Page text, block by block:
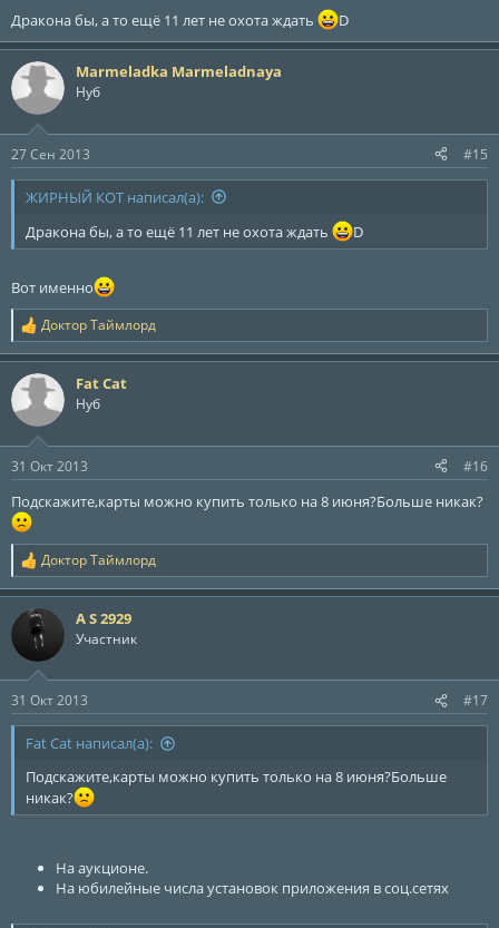
Дракона бы, а то ещё 11 лет не охота ждать D
Marmeladka Marmeladnaya
Нуб
27 Сен 2013 #15
ЖИРНЫЙ КОТ написал(а):
Дракона бы, а то ещё 11 лет не охота ждать
D
Вот именно
Р
е
а
к
ц
и
:
Доктор Таймлорд
Fat Cat
Нуб
31 Окт 2013 #16
Подскажите,карты можно купить только на 8 июня?Больше никак?
Р
е
а
к
и
:
Доктор Таймлорд
A S 2929
Участник
31 Окт 2013 #17
Fat Cat написал(а):
Подскажите,карты можно купить только на 8 июня?Больше
никак?
На аукционе.
На юбилейные числа установок приложения в соц.сетях